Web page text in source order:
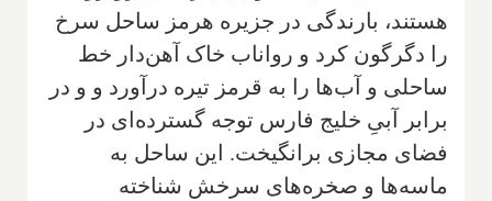
هستند، بارندگی در جزیره هرمز ساحل سرخ
را دگرگون کرد و رواناب خاک آهن‌دار خط
ساحلی و آب‌ها را به قرمز تیره درآورد و و در
برابر آبیِ خلیج فارس توجه گسترده‌ای در
فضای مجازی برانگیخت. این ساحل به
ماسه‌ها و صخره‌های سرخش شناخته